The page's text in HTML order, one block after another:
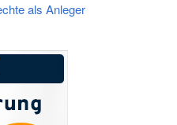
als Anleger